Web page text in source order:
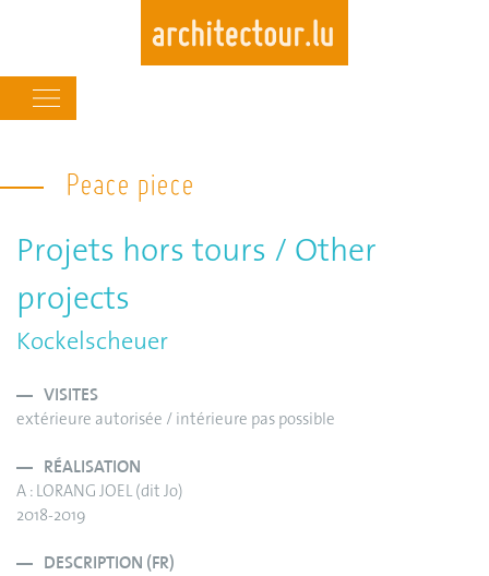
navigation
Peace piece
Projets hors tours / Other
projects
Kockelscheuer
VISITES
extérieure autorisée / intérieure pas possible
RÉALISATION
A : LORANG JOEL (dit Jo)
2018-2019
DESCRIPTION (FR)